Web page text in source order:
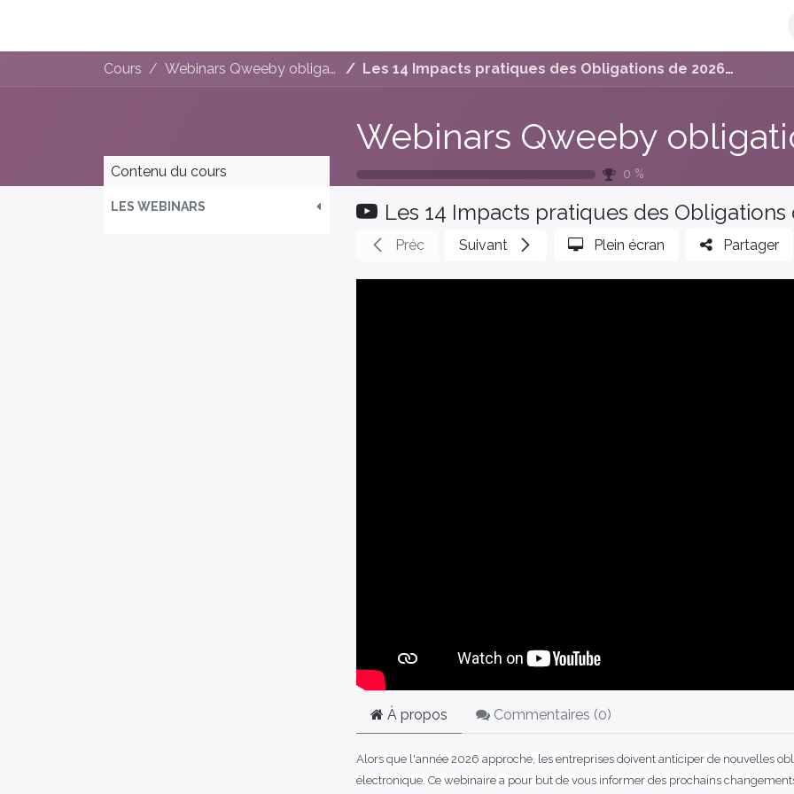
Cours Webinars Qweeby obligation 2026 (Septembre) Les 14 Impacts pratiques des Obligations de 2026 sur la Facturation Client 20240709 110428
0 %
Contenu du cours
LES WEBINARS
Préc Suivant Plein écran Partager
À propos Commentaires (0)
Alors que l'année 2026 approche, les entreprises doivent anticiper de nouvelles
électronique. Ce webinaire a pour but de vous informer des prochains